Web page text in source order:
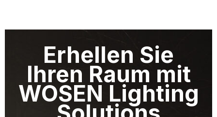
Erhellen Sie
Ihren Raum mit
WOSEN Lighting